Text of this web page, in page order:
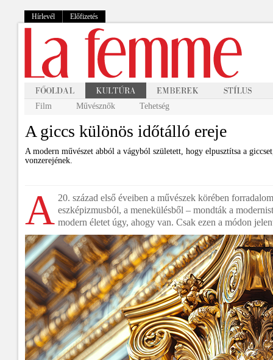
Hírlevél Előfizetés
Film Művésznők Tehetség
A giccs különös időtálló ereje
A modern művészet abból a vágyból született, hogy elpusztítsa a
vonzerejének.
A 20. század első éveiben a művészek körében
eszképizmusból, a menekülésből – mondták a
modern életet úgy, ahogy van. Csak ezen a módon